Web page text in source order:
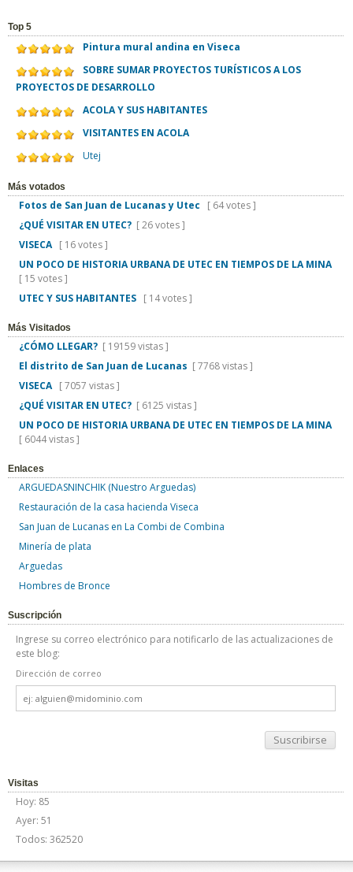
Top 5
Pintura mural andina en Viseca
SOBRE SUMAR PROYECTOS TURÍSTICOS A LOS
PROYECTOS DE DESARROLLO
ACOLA Y SUS HABITANTES
VISITANTES EN ACOLA
Utej
Más votados
Fotos de San Juan de Lucanas y Utec
[ 64 votes ]
¿QUÉ VISITAR EN UTEC? [ 26 votes ]
VISECA [ 16 votes ]
UN POCO DE HISTORIA URBANA DE UTEC EN TIEMPOS DE LA MINA
[ 15 votes ]
UTEC Y SUS HABITANTES [ 14 votes ]
Más Visitados
¿CÓMO LLEGAR? [ 19159 vistas ]
El distrito de San Juan de Lucanas [ 7768 vistas ]
VISECA [ 7057 vistas ]
¿QUÉ VISITAR EN UTEC? [ 6125 vistas ]
UN POCO DE HISTORIA URBANA DE UTEC EN TIEMPOS DE LA MINA
[ 6044 vistas ]
Enlaces
ARGUEDASNINCHIK (Nuestro Arguedas)
Restauración de la casa hacienda Viseca
San Juan de Lucanas en La Combi de Combina
Minería de plata
Arguedas
Hombres de Bronce
Suscripción
Ingrese su correo electrónico para notificarlo de las actualizaciones de
este blog:
Dirección de correo
Dirección
de
correo
Visitas
Hoy: 85
Ayer: 51
Todos: 362520